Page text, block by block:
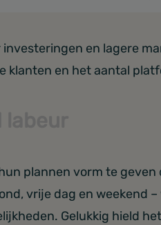
investeringen en lagere
klanten en het aantal
plannen vorm te
vrije dag en weekend
Gelukkig hield